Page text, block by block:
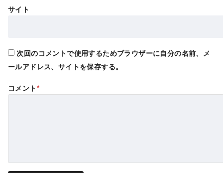
サイト
次回のコメントで使用するためブラウザーに自分の名前、メ
ールアドレス、サイトを保存する。
コメント*